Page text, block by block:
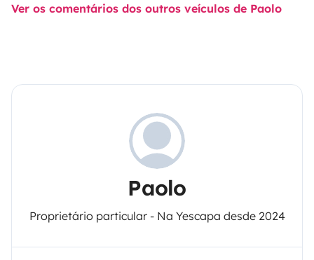
Ver os comentários dos outros veículos de Paolo
Paolo
Proprietário particular - Na Yescapa desde 2024